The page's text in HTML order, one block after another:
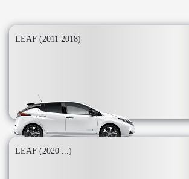
LEAF (2011 2018)
LEAF (2020 ...)